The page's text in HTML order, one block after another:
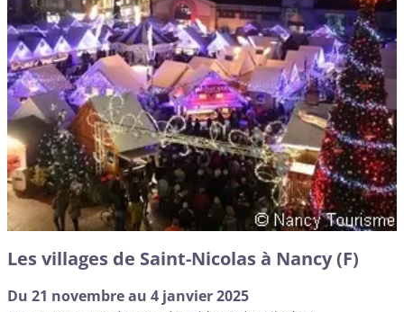
Les villages de Saint-Nicolas à Nancy (F)
Du 21 novembre au 4 janvier 2025